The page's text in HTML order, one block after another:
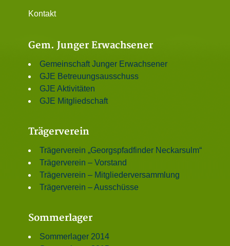
Kontakt
Gem. Junger Erwachsener
Gemeinschaft Junger Erwachsener
GJE Betreuungsausschuss
GJE Aktivitäten
GJE Mitgliedschaft
Trägerverein
Trägerverein „Georgspfadfinder Neckarsulm“
Trägerverein – Vorstand
Trägerverein – Mitgliederversammlung
Trägerverein – Ausschüsse
Sommerlager
Sommerlager 2014